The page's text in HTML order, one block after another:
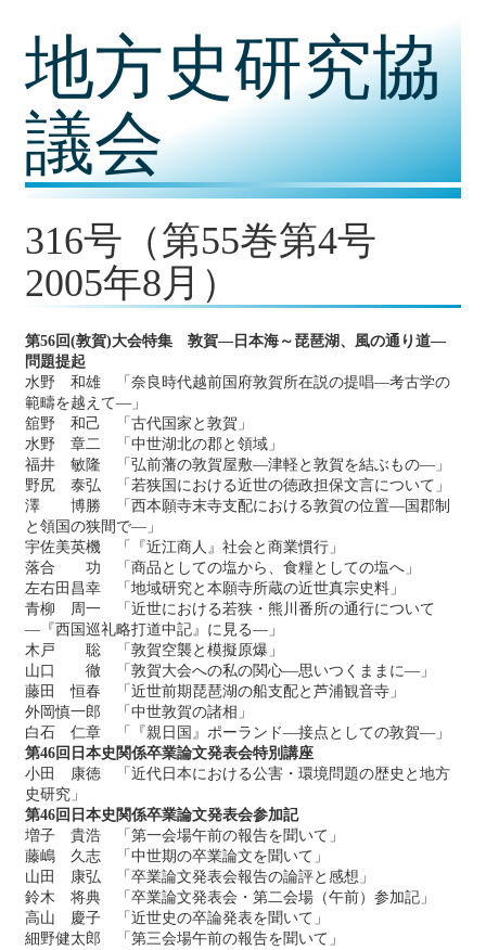
地方史研究協
議会
316号（第55巻第4号
2005年8月）
第56回(敦賀)大会特集 敦賀―日本海～琵琶湖、風の通り道―
問題提起
水野 和雄 「奈良時代越前国府敦賀所在説の提唱―考古学の
範疇を越えて―」
舘野 和己 「古代国家と敦賀」
水野 章二 「中世湖北の郡と領域」
福井 敏隆 「弘前藩の敦賀屋敷―津軽と敦賀を結ぶもの―」
野尻 泰弘 「若狭国における近世の徳政担保文言について」
澤 博勝 「西本願寺末寺支配における敦賀の位置―国郡制
と領国の狭間で―」
宇佐美英機 「『近江商人』社会と商業慣行」
落合 功 「商品としての塩から、食糧としての塩へ」
左右田昌幸 「地域研究と本願寺所蔵の近世真宗史料」
青柳 周一 「近世における若狭・熊川番所の通行について
―『西国巡礼略打道中記』に見る―」
木戸 聡 「敦賀空襲と模擬原爆」
山口 徹 「敦賀大会への私の関心―思いつくままに―」
藤田 恒春 「近世前期琵琶湖の船支配と芦浦観音寺」
外岡慎一郎 「中世敦賀の諸相」
白石 仁章 「『親日国』ポーランド―接点としての敦賀―」
第46回日本史関係卒業論文発表会特別講座
小田 康徳 「近代日本における公害・環境問題の歴史と地方
史研究」
第46回日本史関係卒業論文発表会参加記
増子 貴浩 「第一会場午前の報告を聞いて」
藤嶋 久志 「中世期の卒業論文を聞いて」
山田 康弘 「卒業論文発表会報告の論評と感想」
鈴木 将典 「卒業論文発表会・第二会場（午前）参加記」
高山 慶子 「近世史の卒論発表を聞いて」
細野健太郎 「第三会場午前の報告を聞いて」